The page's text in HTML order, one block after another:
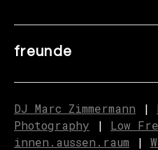
freunde
DJ Marc Zimmermann |
Photography | Low
innen.aussen.raum |